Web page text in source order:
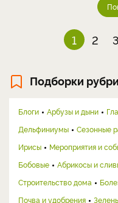
1 2 3
Подборки
Блоги Арбузы и дыни
Дельфиниумы
Сезонные
Ирисы
Мероприятия и
Бобовые
Абрикосы и
Строительство дома
Почва и удобрения